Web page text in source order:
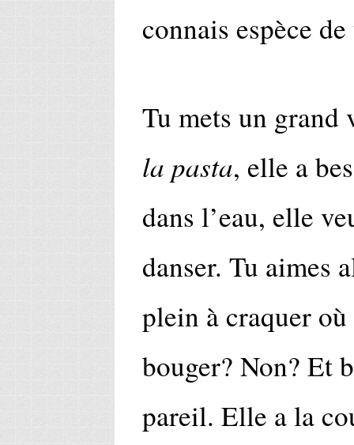
connais espèce
Tu mets un grand
la pasta, elle a
dans l’eau, elle
danser. Tu aimes
plein à craquer
bouger? Non? Et
pareil. Elle a la